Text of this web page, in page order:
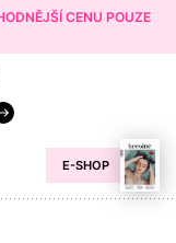
CENU POUZE
E-SHOP